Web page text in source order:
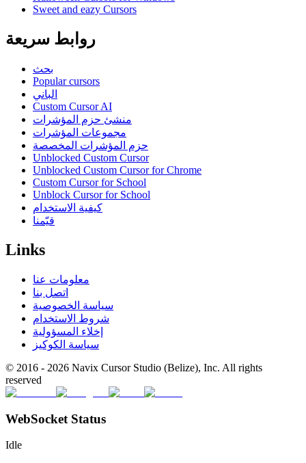
Sweet and eazy Cursors
روابط سريعة
بحث
Popular cursors
الباني
Custom Cursor AI
منشئ حزم المؤشرات
مجموعات المؤشرات
حزم المؤشرات المخصصة
Unblocked Custom Cursor
Unblocked Custom Cursor for Chrome
Custom Cursor for School
Unblock Cursor for School
كيفية الاستخدام
قيّمنا
Links
معلومات عنا
اتصل بنا
سياسة الخصوصية
شروط الاستخدام
إخلاء المسؤولية
سياسة الكوكيز
© 2016 - 2026 Navix Cursor Studio (Belize), Inc. All rights
reserved
WebSocket Status
Idle